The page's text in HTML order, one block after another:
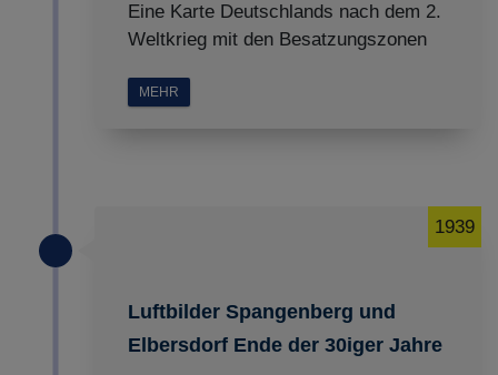
Eine Karte Deutschlands nach dem 2.
Weltkrieg mit den Besatzungszonen
MEHR
Luftbilder Spangenberg und
Elbersdorf Ende der 30iger Jahre
1939